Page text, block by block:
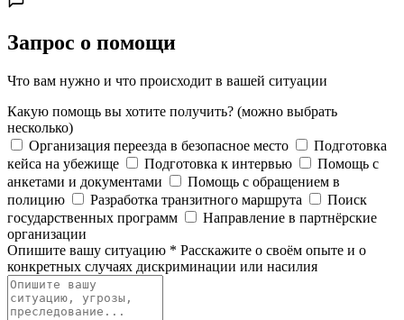
Запрос о помощи
Что вам нужно и что происходит в вашей ситуации
Какую помощь вы хотите получить? (можно выбрать
несколько)
Организация переезда в безопасное место
Подготовка
кейса на убежище
Подготовка к интервью
Помощь с
анкетами и документами
Помощь с обращением в
полицию
Разработка транзитного маршрута
Поиск
государственных программ
Направление в партнёрские
организации
Опишите вашу ситуацию * Расскажите о своём опыте и о
конкретных случаях дискриминации или насилия